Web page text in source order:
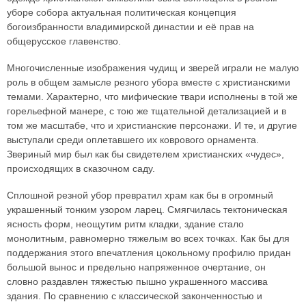
уборе собора актуальная политическая концепция
богоизбранности владимирской династии и её прав на
общерусское главенство.
Многочисленные изображения чудищ и зверей играли не малую
роль в общем замысле резного убора вместе с христианскими
темами. Характерно, что мифические твари исполнены в той же
горельефной манере, с тою же тщательной детализацией и в
том же масштабе, что и христианские персонажи. И те, и другие
выступали среди оплетавшего их коврового орнамента.
Звериный мир был как бы свидетелем христианских «чудес»,
происходящих в сказочном саду.
Сплошной резной убор превратил храм как бы в огромный
украшенный тонким узором ларец. Смягчилась тектоническая
ясность форм, неощутим ритм кладки, здание стало
монолитным, равномерно тяжелым во всех точках. Как бы для
поддержания этого впечатления цокольному профилю придан
большой вынос и предельно напряженное очертание, он
словно раздавлен тяжестью пышно украшенного массива
здания. По сравнению с классической законченностью и